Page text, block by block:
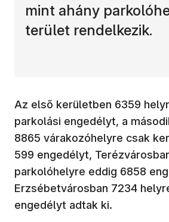
mint ahány
terület rendelkezik.
Az első kerületben 6359
parkolási engedélyt, a
8865 várakozóhelyre csak
599 engedélyt,
parkolóhelyre eddig 6858
Erzsébetvárosban 7234
engedélyt adtak ki.